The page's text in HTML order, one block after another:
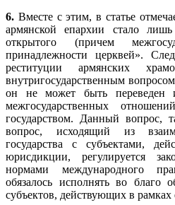
6. Вместе с этим, в статье
армянской епархии стало
открытого (причем
принадлежности церквей».
реституции армянских
внутригосударственным
он не может быть переведен
межгосударственных
государством. Данный вопрос,
вопрос, исходящий из
государства с субъектами,
юрисдикции, регулируется
нормами международного
обязалось исполнять во благо
субъектов, действующих в